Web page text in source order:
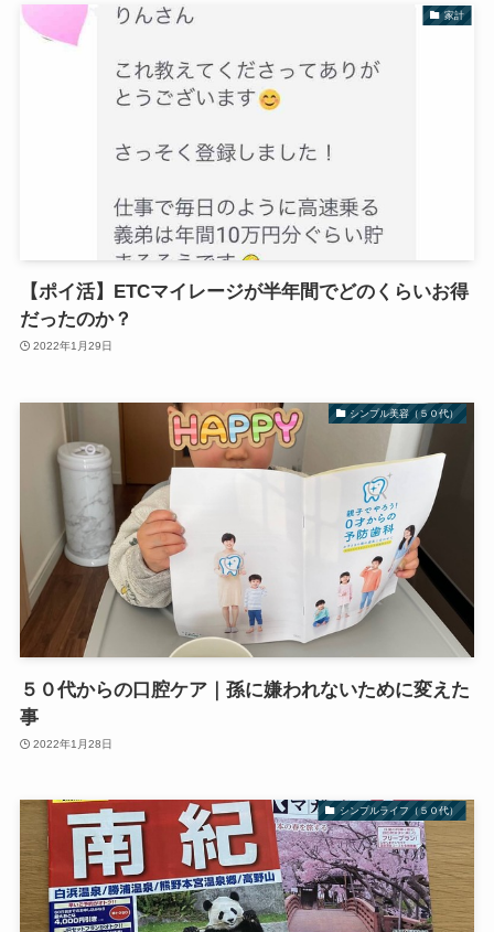
家計
【ポイ活】ETCマイレージが半年間でどのくらいお得
だったのか？
2022年1月29日
シンプル美容（５０代）
５０代からの口腔ケア｜孫に嫌われないために変えた
事
2022年1月28日
シンプルライフ（５０代）